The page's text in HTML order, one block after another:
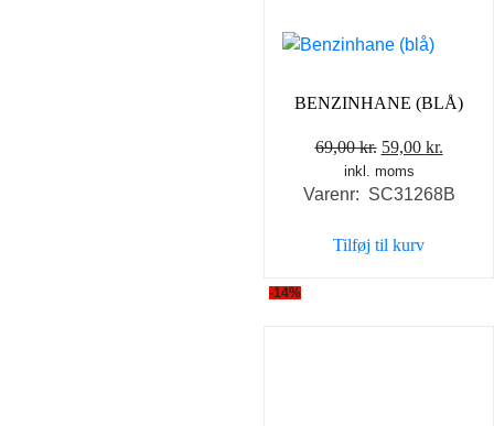
BENZINHANE (BLÅ)
69,00kr. Den
oprindelige
pris
69,00 kr..
59,00 kr.
pris
inkl. moms
Varenr: SC31268B
Tilføj til kurv
-14%